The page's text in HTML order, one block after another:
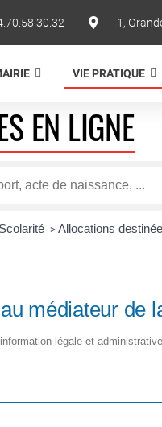
1,
VIE PRATIQUE
EN LIGNE
> Allocations
médiateur de
légale et